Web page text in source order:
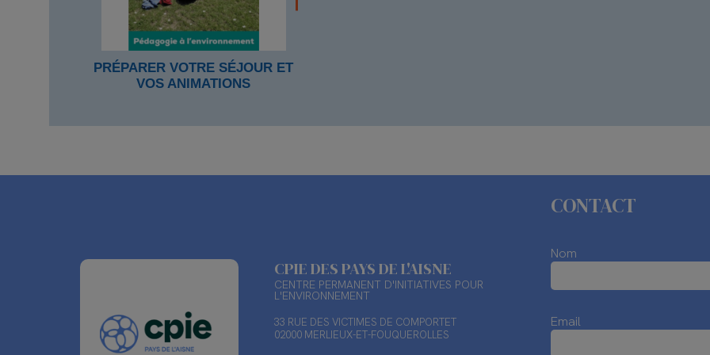
PRÉPARER VOTRE SÉJOUR ET
VOS ANIMATIONS
CPIE DES PAYS DE L'AISNE
CENTRE PERMANENT D'INITIATIVES POUR
L'ENVIRONNEMENT
33 RUE DES VICTIMES DE COMPORTET
02000 MERLIEUX-ET-FOUQUEROLLES
CONTACT
Nom
Email